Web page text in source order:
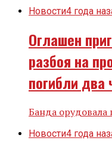
Новости4 года
Оглашен
разбоя на
погибли два
Банда орудовала
Новости4 года